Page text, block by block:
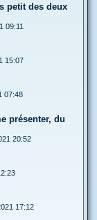
petit des deux
09:11
15:07
07:48
présenter, du
20:52
17:12